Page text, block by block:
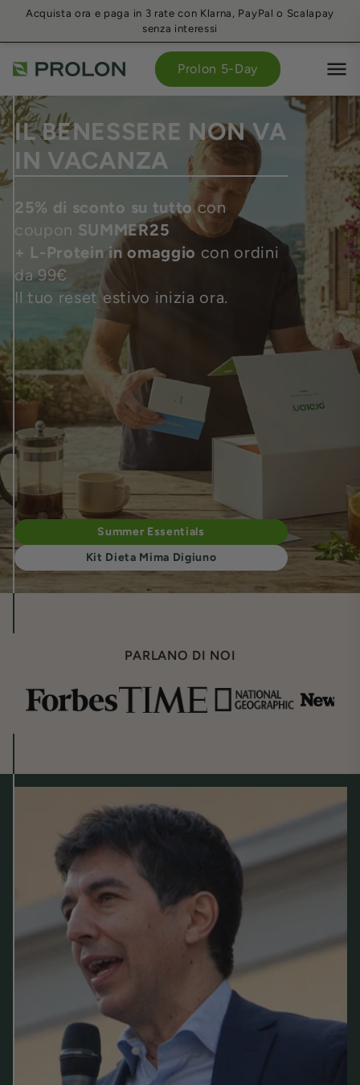
Acquista ora e paga in 3 rate con Klarna, PayPal o Scalapay
senza interessi
ProLon®
Italia
Prolon 5-Day
IL BENESSERE NON VA
IN VACANZA
25% di sconto su tuttocon
coupon SUMMER25
+ L-Protein in omaggio con ordini
da 99€
Il tuo reset estivo inizia ora.
Summer Essentials
Kit Dieta Mima Digiuno
PARLANO DI NOI